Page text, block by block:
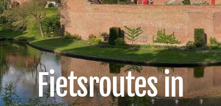
Fietsroutes in